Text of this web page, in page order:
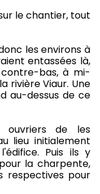
le chantier, tout
les environs à
entassées là,
bas, à mi-
rivière Viaur. Une
au-dessus de ce
ouvriers de les
lieu initialement
Puis ils y
la charpente,
respectives pour